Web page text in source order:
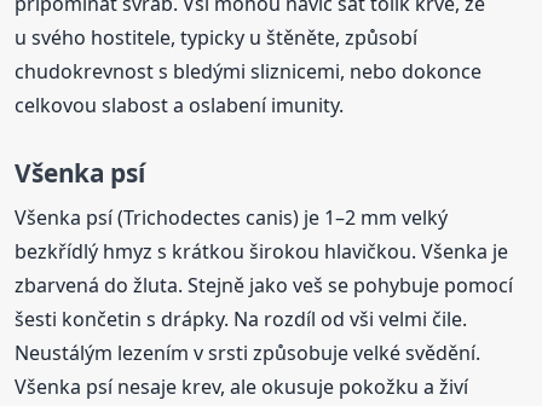
u svého hostitele, typicky u štěněte, způsobí
chudokrevnost s bledými sliznicemi, nebo dokonce
celkovou slabost a oslabení imunity.
Všenka psí
Všenka psí (Trichodectes canis) je 1–2 mm velký
bezkřídlý hmyz s krátkou širokou hlavičkou. Všenka je
zbarvená do žluta. Stejně jako veš se pohybuje pomocí
šesti končetin s drápky. Na rozdíl od vši velmi čile.
Neustálým lezením v srsti způsobuje velké svědění.
Všenka psí nesaje krev, ale okusuje pokožku a živí